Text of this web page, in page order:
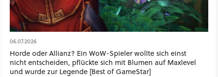
06.07.2026
Horde oder Allianz? Ein WoW-Spieler wollte sich einst
nicht entscheiden, pflückte sich mit Blumen auf Maxlevel
und wurde zur Legende [Best of GameStar]